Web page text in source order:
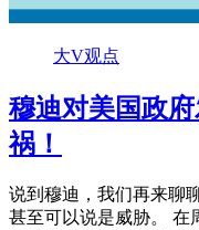
大V观点
穆迪对美国政
祸！
说到穆迪，我们再来聊
甚至可以说是威胁。 在